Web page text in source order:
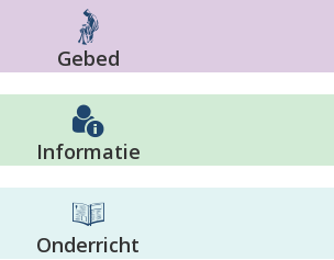
Gebed
Informatie
Onderricht